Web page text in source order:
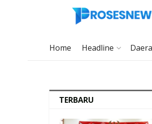
Home Headline
TERBARU